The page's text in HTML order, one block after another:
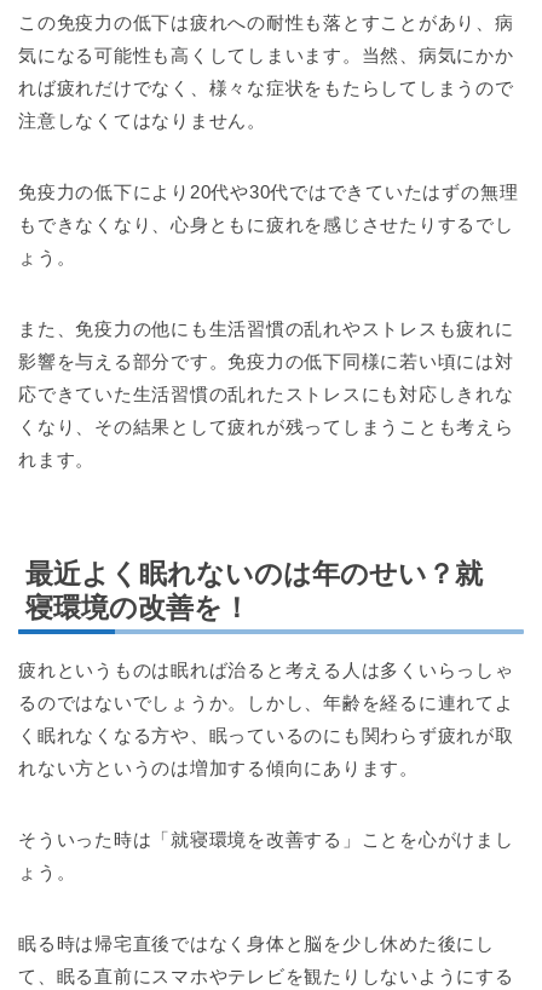
この免疫力の低下は疲れへの耐性も落とすことがあり、病
気になる可能性も高くしてしまいます。当然、病気にかか
れば疲れだけでなく、様々な症状をもたらしてしまうので
注意しなくてはなりません。
免疫力の低下により20代や30代ではできていたはずの無理
もできなくなり、心身ともに疲れを感じさせたりするでし
ょう。
また、免疫力の他にも生活習慣の乱れやストレスも疲れに
影響を与える部分です。免疫力の低下同様に若い頃には対
応できていた生活習慣の乱れたストレスにも対応しきれな
くなり、その結果として疲れが残ってしまうことも考えら
れます。
最近よく眠れないのは年のせい？就
寝環境の改善を！
疲れというものは眠れば治ると考える人は多くいらっしゃ
るのではないでしょうか。しかし、年齢を経るに連れてよ
く眠れなくなる方や、眠っているのにも関わらず疲れが取
れない方というのは増加する傾向にあります。
そういった時は「就寝環境を改善する」ことを心がけまし
ょう。
眠る時は帰宅直後ではなく身体と脳を少し休めた後にし
て、眠る直前にスマホやテレビを観たりしないようにする